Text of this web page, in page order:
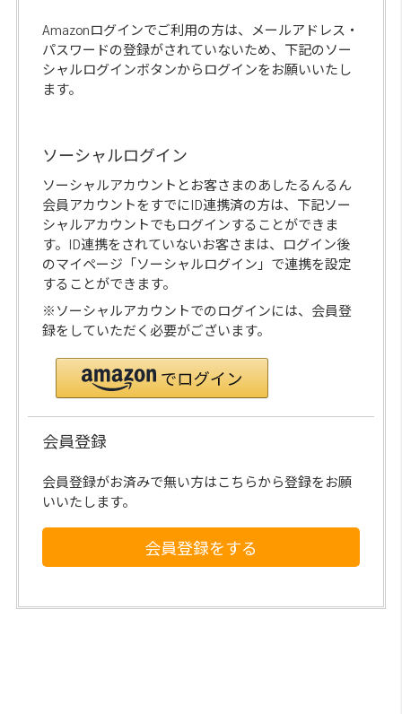
Amazonログインでご利用の方は、メールアドレス・
パスワードの登録がされていないため、下記のソー
シャルログインボタンからログインをお願いいたし
ます。
ソーシャルログイン
ソーシャルアカウントとお客さまのあしたるんるん
会員アカウントをすでにID連携済の方は、下記ソー
シャルアカウントでもログインすることができま
す。ID連携をされていないお客さまは、ログイン後
のマイページ「ソーシャルログイン」で連携を設定
することができます。
※ソーシャルアカウントでのログインには、会員登
録をしていただく必要がございます。
会員登録
会員登録がお済みで無い方はこちらから登録をお願
いいたします。
会員登録をする